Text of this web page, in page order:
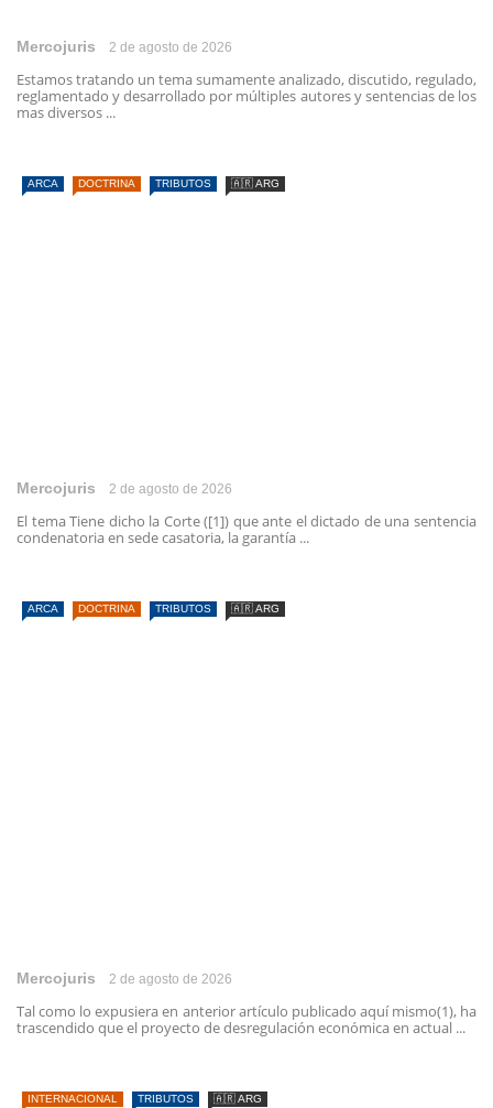
Mercojuris 2 de agosto de 2026
Estamos tratando un tema sumamente analizado, discutido, regulado,
reglamentado y desarrollado por múltiples autores y sentencias de los
mas diversos ...
ARCA DOCTRINA TRIBUTOS 🇦🇷 ARG
Mercojuris 2 de agosto de 2026
El tema Tiene dicho la Corte ([1]) que ante el dictado de una sentencia
condenatoria en sede casatoria, la garantía ...
ARCA DOCTRINA TRIBUTOS 🇦🇷 ARG
Mercojuris 2 de agosto de 2026
Tal como lo expusiera en anterior artículo publicado aquí mismo(1), ha
trascendido que el proyecto de desregulación económica en actual ...
INTERNACIONAL TRIBUTOS 🇦🇷 ARG